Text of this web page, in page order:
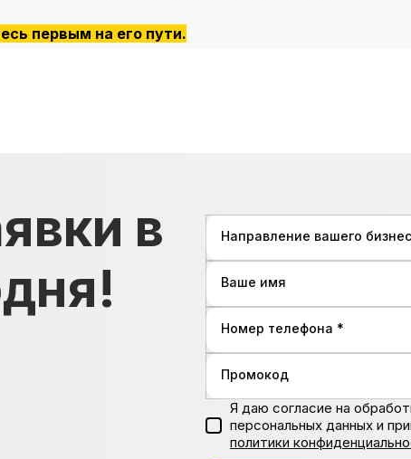
первым на его пути.
Направление вашего
Ваше имя
Номер телефона *
Промокод
Я даю согласие на
персональных данных и
политики
в